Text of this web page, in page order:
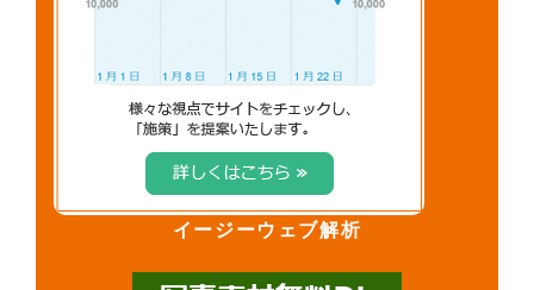
イージーウェブ解析